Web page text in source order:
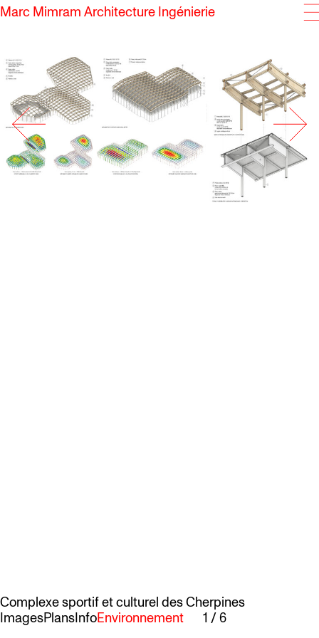
Marc Mimram Architecture Ingénierie
Complexe sportif et culturel des Cherpines
ImagesPlansInfoEnvironnement 1/6